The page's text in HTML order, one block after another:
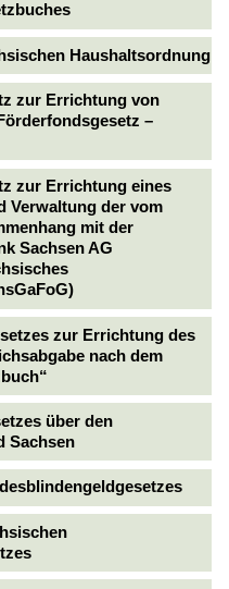
Haushaltsordnung
zur Errichtung von
–
zur Errichtung eines
Verwaltung der vom
mit der
Sachsen AG
zur Errichtung des
nach dem
über den
Sachsen